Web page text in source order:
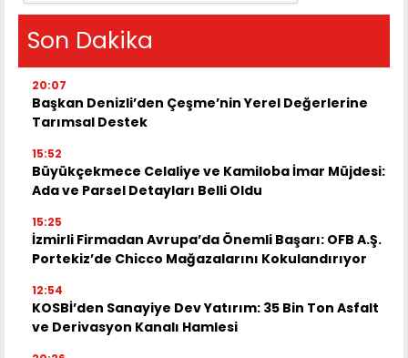
Son Dakika
20:07
Başkan Denizli’den Çeşme’nin Yerel Değerlerine
Tarımsal Destek
15:52
Büyükçekmece Celaliye ve Kamiloba İmar Müjdesi:
Ada ve Parsel Detayları Belli Oldu
15:25
İzmirli Firmadan Avrupa’da Önemli Başarı: OFB A.Ş.
Portekiz’de Chicco Mağazalarını Kokulandırıyor
12:54
KOSBİ’den Sanayiye Dev Yatırım: 35 Bin Ton Asfalt
ve Derivasyon Kanalı Hamlesi